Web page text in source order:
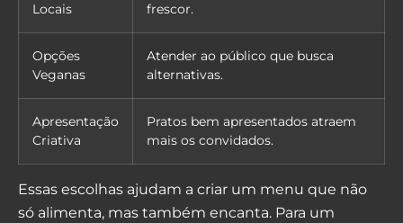
Locais
frescor.
Opções
Veganas
Atender ao público que busca
alternativas.
Apresentação
Criativa
Pratos bem apresentados atraem
mais os convidados.
Essas escolhas ajudam a criar um menu que não
só alimenta, mas também encanta. Para um